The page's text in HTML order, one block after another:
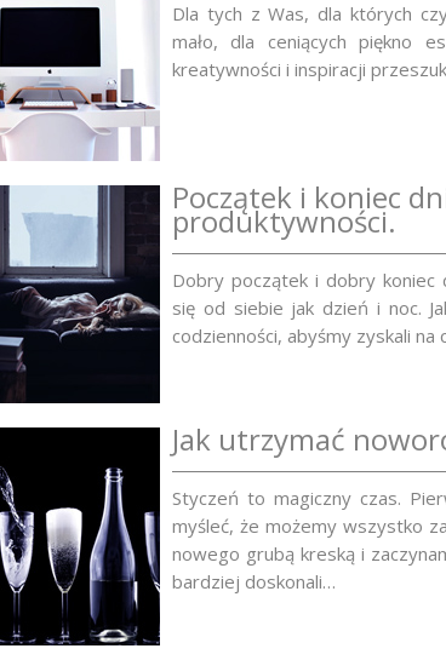
Dla tych z Was, dla których
mało, dla ceniących piękno
kreatywności i inspiracji
Początek i koniec
produktywności.
Dobry początek i dobry koniec
się od siebie jak dzień i noc.
codzienności, abyśmy zyskali na
Jak utrzymać
Styczeń to magiczny czas.
myśleć, że możemy wszystko
nowego grubą kreską i
bardziej doskonali…